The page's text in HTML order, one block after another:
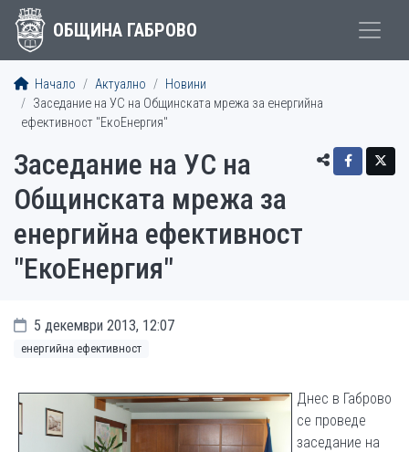
ОБЩИНА ГАБРОВО
Начало Актуално
Новини
Заседание на УС на Oбщинската мрежа за енергийна
ефективност "ЕкоЕнергия"
Заседание на УС на
Oбщинската мрежа за
енергийна ефективност
"ЕкоЕнергия"
5 декември 2013, 12:07
енергийна ефективност
Днес в Габрово
се проведе
заседание на